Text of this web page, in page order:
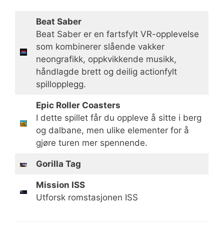
Beat Saber
Beat Saber er en fartsfylt VR-opplevelse
som kombinerer slående vakker
neongrafikk, oppkvikkende musikk,
håndlagde brett og deilig actionfylt
spillopplegg.
Epic Roller Coasters
I dette spillet får du oppleve å sitte i berg
og dalbane, men ulike elementer for å
gjøre turen mer spennende.
Gorilla Tag
Mission ISS
Utforsk romstasjonen ISS